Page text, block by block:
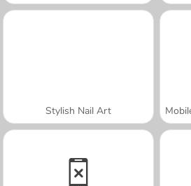
Stylish Nail Art